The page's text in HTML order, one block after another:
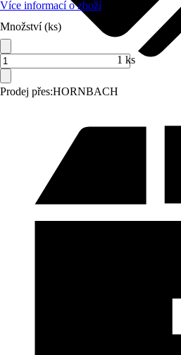
Prodej přes:HORNBACH
Více informací o zboží
Množství (ks)
1 ks